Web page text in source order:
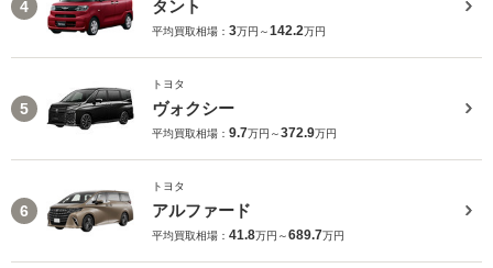
4 タント
平均買取相場： 3万円～142.2万円
5
トヨタ
ヴォクシー
平均買取相場： 9.7万円～372.9万円
6
トヨタ
アルファード
平均買取相場： 41.8万円～689.7万円